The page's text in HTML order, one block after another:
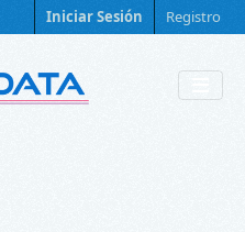
Iniciar Sesión Registro